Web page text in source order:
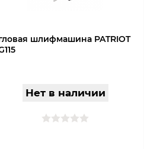
шлифмашина PATRIOT
Нет в наличии